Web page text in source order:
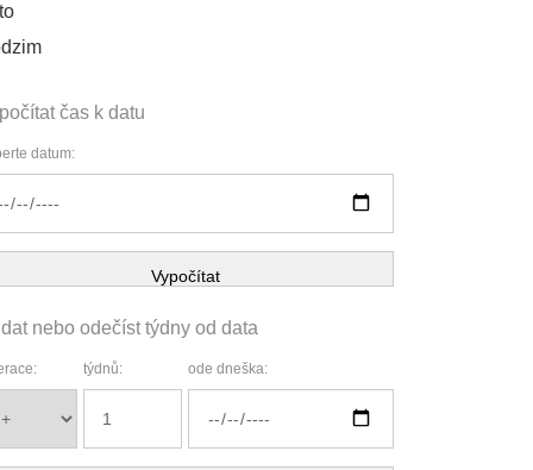
čas k datu
datum:
Vypočítat
nebo odečíst týdny od data
týdnů: ode dneška: